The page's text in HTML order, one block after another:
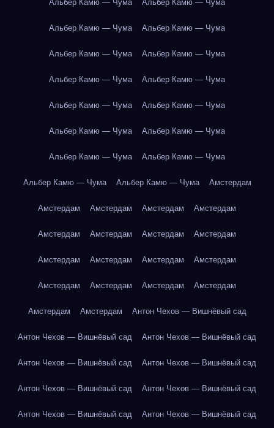
Альбер Камю — Чума Альбер Камю — Чума
Альбер Камю — Чума Альбер Камю — Чума
Альбер Камю — Чума Альбер Камю — Чума
Альбер Камю — Чума Альбер Камю — Чума
Альбер Камю — Чума Альбер Камю — Чума
Альбер Камю — Чума Альбер Камю — Чума
Альбер Камю — Чума Альбер Камю — Чума
Альбер Камю — Чума Альбер Камю — Чума Амстердам
Амстердам Амстердам Амстердам Амстердам
Амстердам Амстердам Амстердам Амстердам
Амстердам Амстердам Амстердам Амстердам
Амстердам Амстердам Амстердам Амстердам
Амстердам Амстердам Антон Чехов — Вишнёвый сад
Антон Чехов — Вишнёвый сад Антон Чехов — Вишнёвый сад
Антон Чехов — Вишнёвый сад Антон Чехов — Вишнёвый сад
Антон Чехов — Вишнёвый сад Антон Чехов — Вишнёвый сад
Антон Чехов — Вишнёвый сад Антон Чехов — Вишнёвый сад